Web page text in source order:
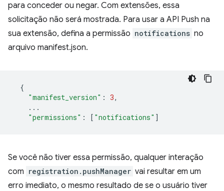
para conceder ou negar. Com extensões, essa
solicitação não será mostrada. Para usar a API Push na
sua extensão, defina a permissão notifications no
arquivo manifest.json.
{
"manifest_version" : 3,
...
"permissions" : [ "notifications" ]
Se você não tiver essa permissão, qualquer interação
com registration.pushManager vai resultar em um
erro imediato, o mesmo resultado de se o usuário tiver